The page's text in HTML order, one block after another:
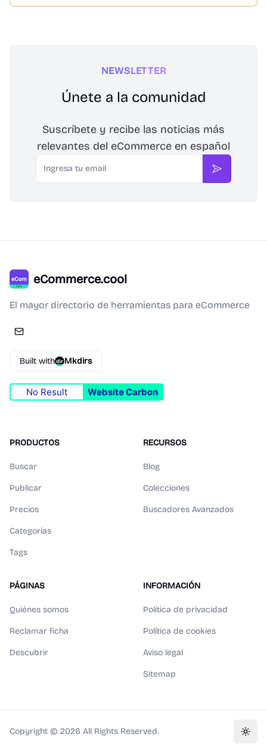
NEWSLETTER
Únete a la comunidad
Suscríbete y recibe las noticias más
relevantes del eCommerce en español
Email
Suscribirse
eCommerce.cool
El mayor directorio de herramientas para eCommerce
Built with Mkdirs
No Result Website Carbon
PRODUCTOS
Buscar
Publicar
Precios
Categorías
Tags
RECURSOS
Blog
Colecciones
Buscadores Avanzados
PÁGINAS
Quiénes somos
Reclamar ficha
Descubrir
INFORMACIÓN
Política de privacidad
Política de cookies
Aviso legal
Sitemap
Copyright © 2026 All Rights Reserved.